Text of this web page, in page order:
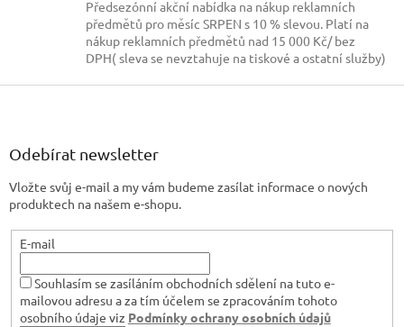
d
a
c
p
ý
i
Předsezónní akční nabídka na nákup reklamních
předmětů pro měsíc SRPEN s 10 % slevou. Platí na
nákup reklamních předmětů nad 15 000 Kč/ bez
DPH( sleva se nevztahuje na tiskové a ostatní služby)
Odebírat newsletter
Vložte svůj e-mail a my vám budeme zasílat informace o nových
produktech na našem e-shopu.
E-mail
Souhlasím se zasíláním obchodních sdělení na tuto e-
mailovou adresu a za tím účelem se zpracováním tohoto
osobního údaje viz Podmínky ochrany osobních údajů